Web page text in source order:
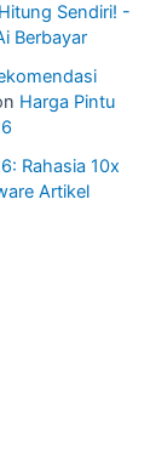
Sendiri! -
Berbayar
Harga Pintu
Rahasia 10x
Artikel